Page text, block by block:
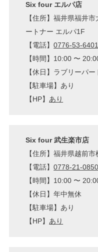
Six four エルパ店
【住所】福井県福井
ートナー エルパ1F
【電話】0776-53-6401
【時間】10:00 〜
【休日】ラブリーパ
【駐車場】あり
【HP】 あり
Six four 武生楽市店
【住所】福井県越前
【電話】0778-21-0850
【時間】10:00 〜
【休日】年中無休
【駐車場】あり
【HP】あり